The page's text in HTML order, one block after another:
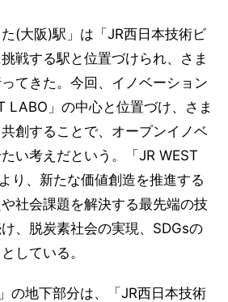
(大阪)駅」は「JR西日本技術ビ
戦する駅と位置づけられ、さま
てきた。今回、イノベーション
LABO」の中心と位置づけ、さま
創することで、オープンイノベ
い考えだという。「JR WEST
り、新たな価値創造を推進する
社会課題を解決する最先端の技
、脱炭素社会の実現、SDGsの
している。
の地下部分は、「JR西日本技術